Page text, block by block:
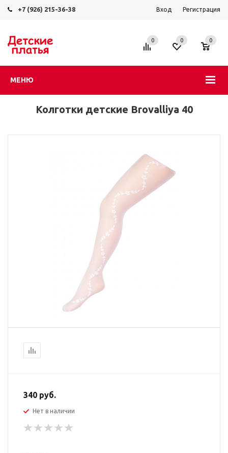
+7 (926) 215-36-38 Вход Регистрация
МЕНЮ
0 0 0
Колготки детские Brovalliya 40
340 руб.
Нет в наличии